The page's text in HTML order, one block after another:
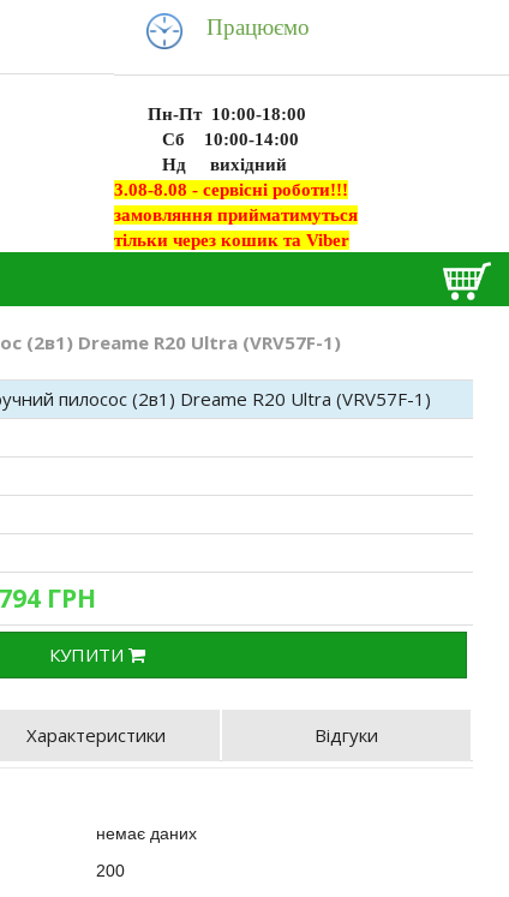
Працюємо
Пн-Пт 10:00-18:00
Сб 10:00-14:00
Нд вихідний
3.08-8.08 - сервісні роботи!!!
замовляння прийматимуться
тільки через кошик та Viber
(2в1) Dreame R20 Ultra (VRV57F-1)
пилосос (2в1) Dreame R20 Ultra (VRV57F-1)
ГРН
КУПИТИ
Характеристики Відгуки
немає даних
200